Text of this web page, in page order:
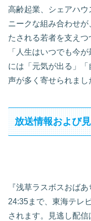
高齢起業、シェアハ
ニークな組み合わせ
たされる若者を支え
「人生はいつでも今
には「元気が出る」
声が多く寄せられまし
放送情報および
『浅草ラスボスおば
24:35まで、東海テレ
されます。見逃し配